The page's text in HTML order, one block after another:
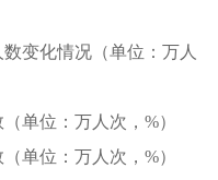
变化情况（单位：万人
单位：万人次，%）
单位：万人次，%）